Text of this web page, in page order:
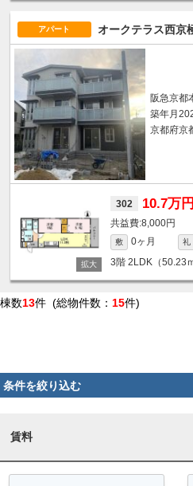
アパート オークテラス西京
阪急京都
築年月
京都府京
302 10.7万円
8,000円
敷 0ヶ月 礼
3階 2LDK（50.23
棟数13件 (総物件数： 15件)
条件を絞り込む
賃料